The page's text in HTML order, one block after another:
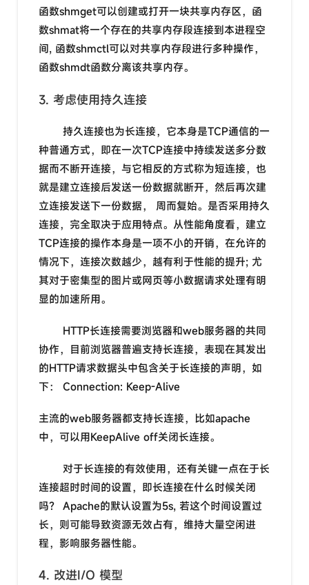
函数shmget可以创建或打开一块共享内存区，函
数shmat将一个存在的共享内存段连接到本进程空
间, 函数shmctl可以对共享内存段进行多种操作，
函数shmdt函数分离该共享内存。
3. 考虑使用持久连接
持久连接也为长连接，它本身是TCP通信的一
种普通方式，即在一次TCP连接中持续发送多分数
据而不断开连接，与它相反的方式称为短连接，也
就是建立连接后发送一份数据就断开，然后再次建
立连接发送下一份数据， 周而复始。是否采用持久
连接，完全取决于应用特点。从性能角度看，建立
TCP连接的操作本身是一项不小的开销，在允许的
情况下，连接次数越少，越有利于性能的提升; 尤
其对于密集型的图片或网页等小数据请求处理有明
显的加速所用。
HTTP长连接需要浏览器和web服务器的共同
协作，目前浏览器普遍支持长连接，表现在其发出
的HTTP请求数据头中包含关于长连接的声明，如
下： Connection: Keep-Alive
主流的web服务器都支持长连接，比如apache
中，可以用KeepAlive off关闭长连接。
对于长连接的有效使用，还有关键一点在于长
连接超时时间的设置，即长连接在什么时候关闭
吗？ Apache的默认设置为5s, 若这个时间设置过
长，则可能导致资源无效占有，维持大量空闲进
程，影响服务器性能。
4. 改进I/O 模型